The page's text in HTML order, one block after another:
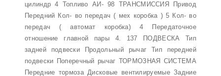
цилиндр 4 Топливо АИ- 98 ТРАНСМИССИЯ Привод
Передний Кол- во передач ( мех коробка ) 5 Кол- во
передач ( автомат коробка) 4 Передаточное
отношение главной пары 4. 137 ПОДВЕСКА Тип
задней подвески Продольный рычаг Тип передней
подвески Поперечный рычаг ТОРМОЗНАЯ СИСТЕМА
Передние тормоза Дисковые вентилируемые Задние